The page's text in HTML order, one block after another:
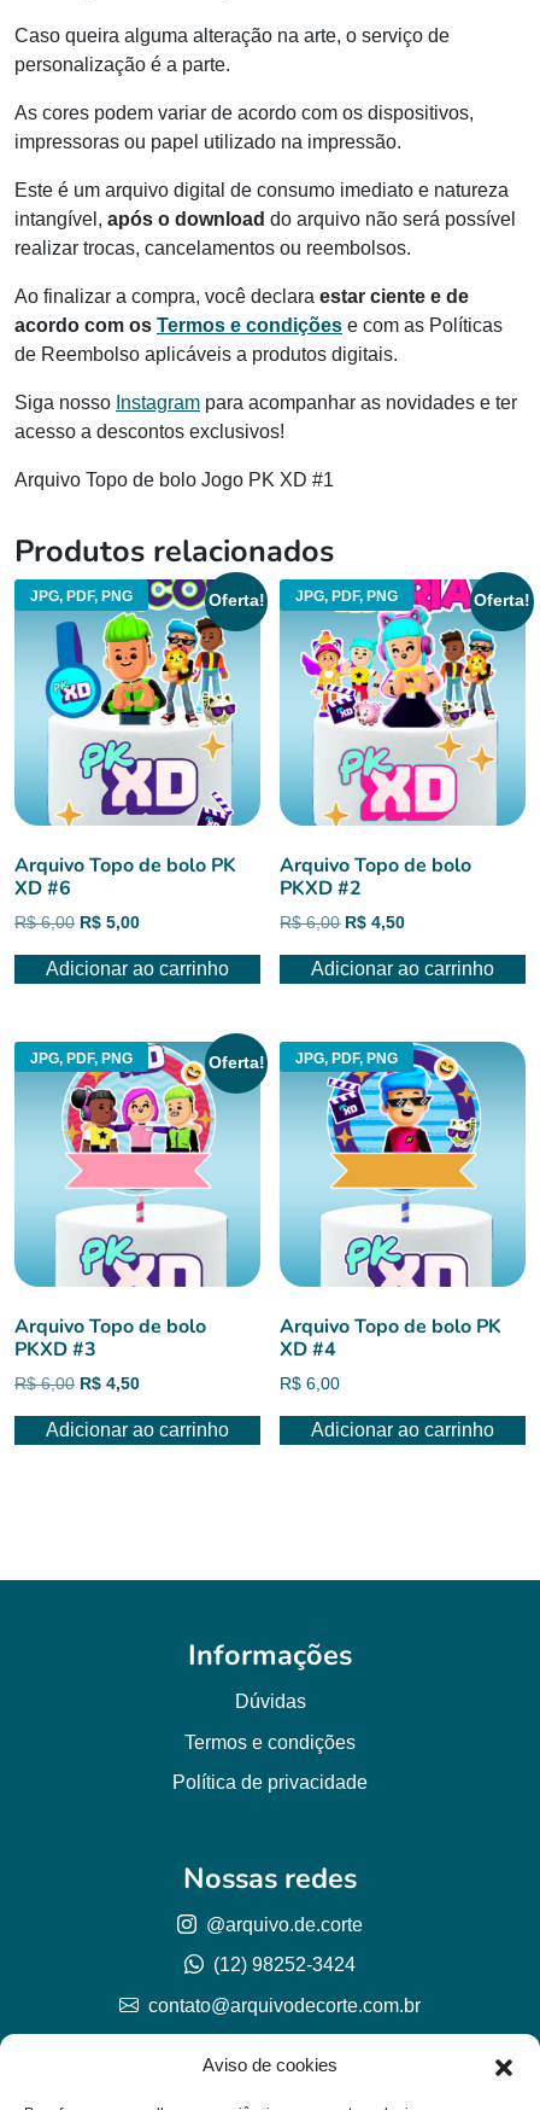
Aviso de cookies
Caso queira alguma alteração na arte, o serviço de
personalização é a parte.
As cores podem variar de acordo com os dispositivos,
impressoras ou papel utilizado na impressão.
Este é um arquivo digital de consumo imediato e natureza
intangível, após o download do arquivo não será possível
realizar trocas, cancelamentos ou reembolsos.
Ao finalizar a compra, você declara estar ciente e de
acordo com os Termos e condições e com as Políticas
de Reembolso aplicáveis a produtos digitais.
Siga nosso Instagram para acompanhar as novidades e ter
acesso a descontos exclusivos!
Arquivo Topo de bolo Jogo PK XD #1
Produtos relacionados
JPG, PDF, PNG Oferta!
Arquivo Topo de bolo PK
XD #6
R$6,00 O
original
R$ 5,00O
atual
Adicionar ao carrinho
JPG, PDF, PNG Oferta!
Arquivo Topo de bolo
PKXD #2
R$6,00 O
original
R$ 4,50O
atual
Adicionar ao carrinho
JPG, PDF, PNG Oferta!
Arquivo Topo de bolo
PKXD #3
R$6,00 O
original
R$ 4,50O
atual
Adicionar ao carrinho
JPG, PDF, PNG
Arquivo Topo de bolo PK
XD #4
R$ 6,00
Adicionar ao carrinho
Informações
Dúvidas
Termos e condições
Política de privacidade
Nossas redes
@arquivo.de.corte
(12) 98252-3424
contato@arquivodecorte.com.br